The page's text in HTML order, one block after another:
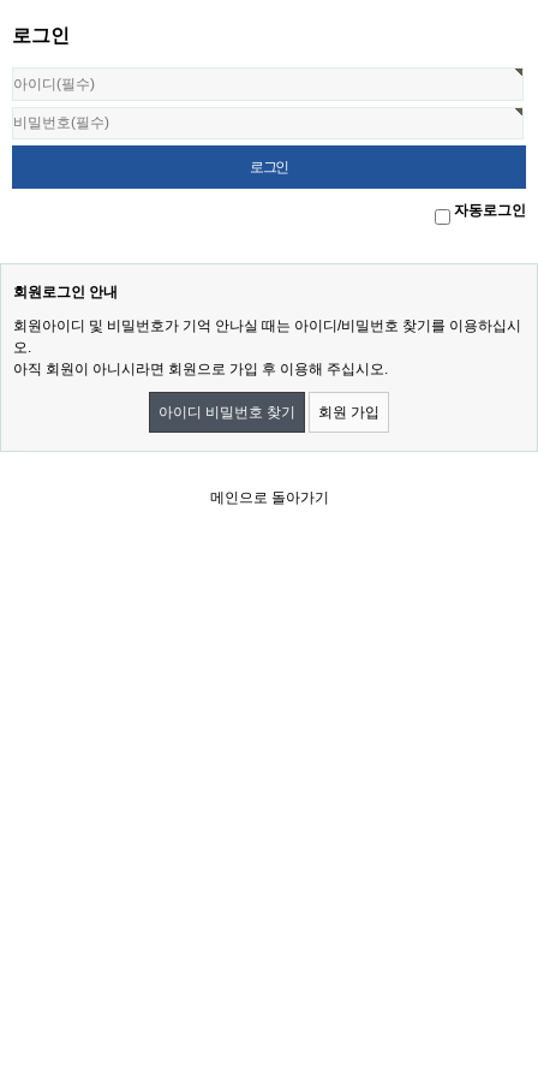
로그인
자동로그인
회원로그인 안내
회원아이디 및 비밀번호가 기억 안나실 때는 아이디/비밀번호 찾기를 이용하십시
오.
아직 회원이 아니시라면 회원으로 가입 후 이용해 주십시오.
아이디 비밀번호 찾기 회원 가입
메인으로 돌아가기